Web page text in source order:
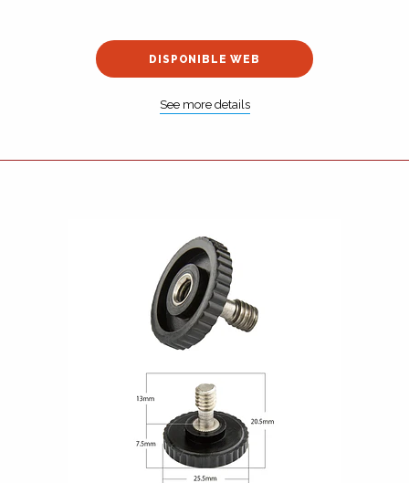
DISPONIBLE WEB
See more details